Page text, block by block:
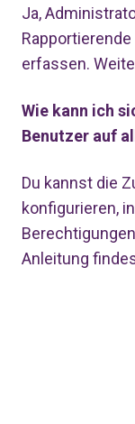
Ja,
erfassen.
Wie kann ich
Benutzer auf
Du kannst die
konfigurieren,
Anleitung